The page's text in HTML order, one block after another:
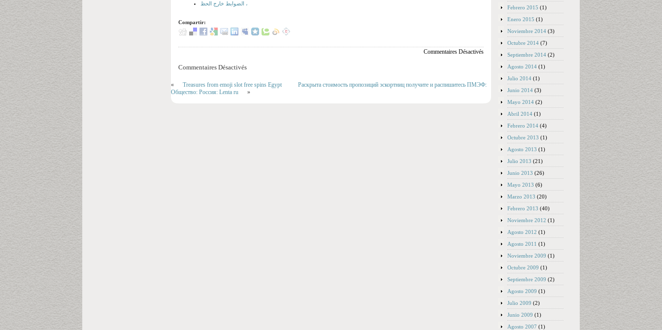
الضوابط خارج الحظ ،
Compartir:
Commentaires Désactivés
Commentaires Désactivés
« Treasures from emoji slot free spins Egypt
Раскрыта стоимость пропозиций эскортниц получите и распишитесь ПМЭФ:
Общество: Россия: Lenta ru
»
Febrero 2015 (1)
Enero 2015 (1)
Noviembre 2014 (3)
Octubre 2014 (7)
Septiembre 2014 (2)
Agosto 2014 (1)
Julio 2014 (1)
Junio 2014 (3)
Mayo 2014 (2)
Abril 2014 (1)
Febrero 2014 (4)
Octubre 2013 (1)
Agosto 2013 (1)
Julio 2013 (21)
Junio 2013 (26)
Mayo 2013 (6)
Marzo 2013 (20)
Febrero 2013 (40)
Noviembre 2012 (1)
Agosto 2012 (1)
Agosto 2011 (1)
Noviembre 2009 (1)
Octubre 2009 (1)
Septiembre 2009 (2)
Agosto 2009 (1)
Julio 2009 (2)
Junio 2009 (1)
Agosto 2007 (1)